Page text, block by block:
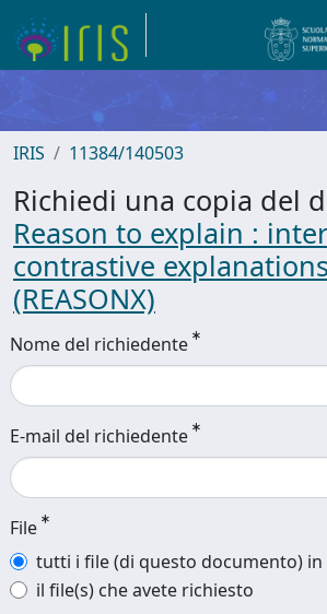
IRIS 11384/140503
Richiedi una copia del
Reason to explain :
contrastive explanations
(REASONX)
Nome del richiedente
E-mail del richiedente
File
tutti i file (di questo documento)
il file(s) che avete richiesto